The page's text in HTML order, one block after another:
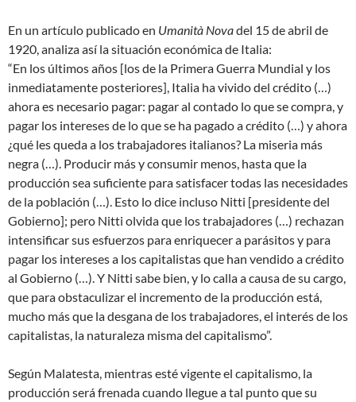
En un artículo publicado en Umanità Novadel 15 de abril de
1920, analiza así la situación económica de Italia:
“En los últimos años [los de la Primera Guerra Mundial y los
inmediatamente posteriores], Italia ha vivido del crédito (…)
ahora es necesario pagar: pagar al contado lo que se compra, y
pagar los intereses de lo que se ha pagado a crédito (…) y ahora
¿qué les queda a los trabajadores italianos? La miseria más
negra (…). Producir más y consumir menos, hasta que la
producción sea suficiente para satisfacer todas las necesidades
de la población (…). Esto lo dice incluso Nitti [presidente del
Gobierno]; pero Nitti olvida que los trabajadores (…) rechazan
intensificar sus esfuerzos para enriquecer a parásitos y para
pagar los intereses a los capitalistas que han vendido a crédito
al Gobierno (…). Y Nitti sabe bien, y lo calla a causa de su cargo,
que para obstaculizar el incremento de la producción está,
mucho más que la desgana de los trabajadores, el interés de los
capitalistas, la naturaleza misma del capitalismo”.
Según Malatesta, mientras esté vigente el capitalismo, la
producción será frenada cuando llegue a tal punto que su